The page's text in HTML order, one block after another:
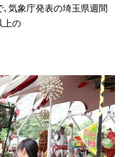
気象庁発表の埼玉県週間
上の